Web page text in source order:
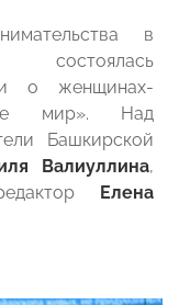
в
состоялась
о женщинах-
мир». Над
Башкирской
Валиуллина,
Елена